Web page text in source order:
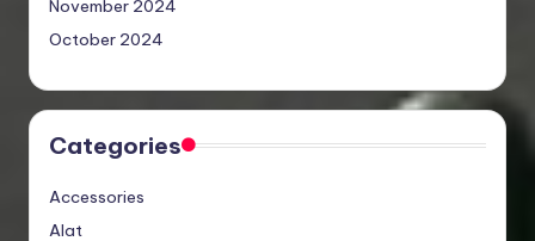
November 2024
October 2024
Categories
Accessories
Alat